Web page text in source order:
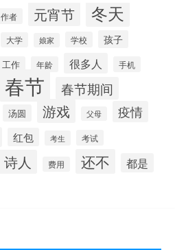
作者 元宵节 冬天
大学 娘家 学校 孩子
工作 年龄 很多人 手机
春节 春节期间
汤圆 游戏 父母 疫情
红包 考生 考试
诗人 费用 还不 都是